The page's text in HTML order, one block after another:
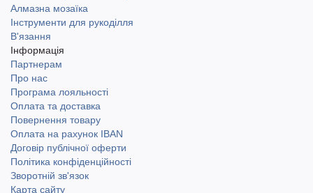
Алмазна мозаїка
Інструменти для рукоділля
В'язання
Інформація
Партнерам
Про нас
Програма лояльності
Оплата та доставка
Повернення товару
Оплата на рахунок IBAN
Договір публічної оферти
Політика конфіденційності
Зворотній зв'язок
Карта сайту